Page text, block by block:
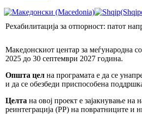
Рехабилитација за отпорност: патот
Македонскиот центар за меѓународна
2025 до 30 септември 2027 година.
Општа цел на програмата е да се
и да се обезбеди приспособена
Целта на овој проект е зајакнување
реинтеграција (РР) на повратниците и